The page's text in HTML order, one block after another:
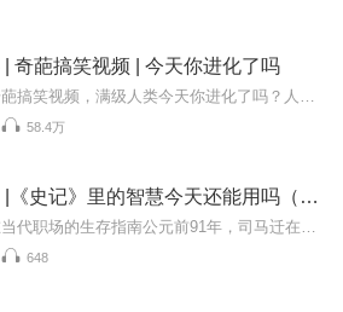
奇葩搞笑视频 | 今天你进化了吗
58.4万
原创播客 |《史记》里的智慧今天还能用吗（热门）
648